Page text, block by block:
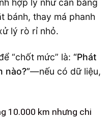
hợp lý như cân bằng
bánh, thay má phanh
lý rò rỉ nhỏ.
“chốt mức” là: “Phát
nào?”—nếu có dữ liệu,
10.000 km nhưng chi